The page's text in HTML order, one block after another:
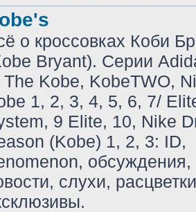
о кроссовках Коби
Bryant). Серии
The Kobe, KobeTWO,
1, 2, 3, 4, 5, 6, 7/
9 Elite, 10, Nike
(Kobe) 1, 2, 3: ID,
слухи,